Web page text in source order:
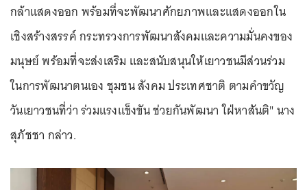
กล้าแสดงออก พร้อมที่จะพัฒนาศักยภาพและแสดงออกใน
เชิงสร้างสรรค์ กระทรวงการพัฒนาสังคมและความมั่นคงของ
มนุษย์ พร้อมที่จะส่งเสริม และสนับสนุนให้เยาวชนมีส่วนร่วม
ในการพัฒนาตนเอง ชุมชน สังคม ประเทศชาติ ตามคำขวัญ
วันเยาวชนที่ว่า ร่วมแรงแข็งขัน ช่วยกันพัฒนา ใฝ่หาสันติ" นาง
สุภัชชา กล่าว.